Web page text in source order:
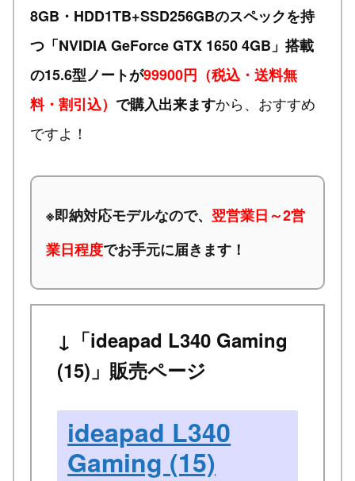
8GB・HDD1TB+SSD256GBのスペックを持
つ「NVIDIA GeForce GTX 1650 4GB」搭載
の15.6型ノートが99900円（税込・送料無
料・割引込） で購入出来ますから、おすすめ
ですよ！
※即納対応モデルなので、 翌営業日～2営
業日程度でお手元に届きます！
↓「ideapad L340 Gaming
(15)」販売ページ
ideapad L340
Gaming (15)